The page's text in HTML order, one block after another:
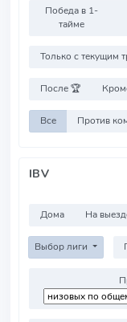
Победа в 1-
тайме
Только с текущим
После 🏆
Все
IBV
Дома На
Выбор лиги